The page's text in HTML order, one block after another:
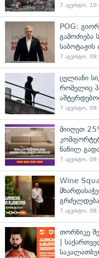
7 აგვისტო,
POG:
საბოტაჟის
7 აგვისტო,
ცელიანი
რომელიც
7 აგვისტო,
მიიღეთ
ნაწილ
7 აგვისტო,
Wine
გრძელდება
7 აგვისტო,
თორნიკე
|